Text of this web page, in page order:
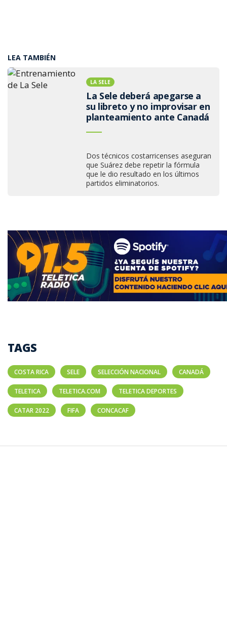
LEA TAMBIÉN
LA SELE
La Sele deberá apegarse a
su libreto y no improvisar en
planteamiento ante Canadá
Dos técnicos costarricenses aseguran
que Suárez debe repetir la fórmula
que le dio resultado en los últimos
partidos eliminatorios.
TAGS
COSTA RICA SELE SELECCIÓN NACIONAL CANADÁ
TELETICA TELETICA.COM TELETICA DEPORTES
CATAR 2022 FIFA CONCACAF